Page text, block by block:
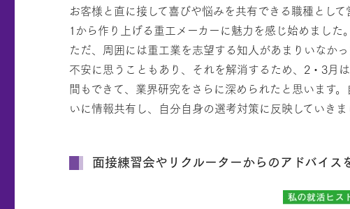
お客様と直に接して喜びや悩みを共有できる職種とし
1から作り上げる重工メーカーに魅力を感じ始めました。
ただ、周囲には重工業を志望する知人があまりいなか
不安に思うこともあり、それを解消するため、2・3月
間もできて、業界研究をさらに深められたと思います
いに情報共有し、自分自身の選考対策に反映していきま
面接練習会やリクルーターからのアドバイス